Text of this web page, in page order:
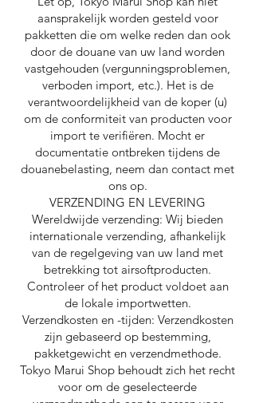
aansprakelijk worden gesteld voor
pakketten die om welke reden dan ook
door de douane van uw land worden
vastgehouden (vergunningsproblemen,
verboden import, etc.). Het is de
verantwoordelijkheid van de koper (u)
om de conformiteit van producten voor
import te verifiëren. Mocht er
documentatie ontbreken tijdens de
douanebelasting, neem dan contact met
ons op.
VERZENDING EN LEVERING
Wereldwijde verzending: Wij bieden
internationale verzending, afhankelijk
van de regelgeving van uw land met
betrekking tot airsoftproducten.
Controleer of het product voldoet aan
de lokale importwetten.
Verzendkosten en -tijden: Verzendkosten
zijn gebaseerd op bestemming,
pakketgewicht en verzendmethode.
Tokyo Marui Shop behoudt zich het recht
voor om de geselecteerde